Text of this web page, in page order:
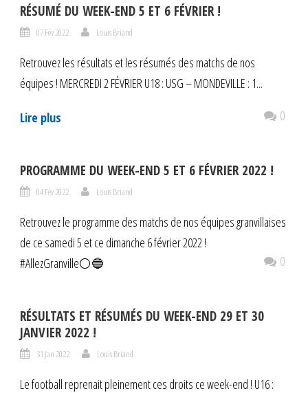
RÉSUMÉ DU WEEK-END 5 ET 6 FÉVRIER !
07 Fév 2022 Louis Briand
Retrouvez les résultats et les résumés des matchs de nos
équipes ! MERCREDI 2 FÉVRIER U18 : USG – MONDEVILLE : 1...
Lire plus 0
PROGRAMME DU WEEK-END 5 ET 6 FÉVRIER 2022 !
04 Fév 2022 Louis Briand
Retrouvez le programme des matchs de nos équipes granvillaises
de ce samedi 5 et ce dimanche 6 février 2022 !
#AllezGranville⚪️🔵
0
RÉSULTATS ET RÉSUMÉS DU WEEK-END 29 ET 30
JANVIER 2022 !
31 Jan 2022 Louis Briand
Le football reprenait pleinement ces droits ce week-end ! U16 :